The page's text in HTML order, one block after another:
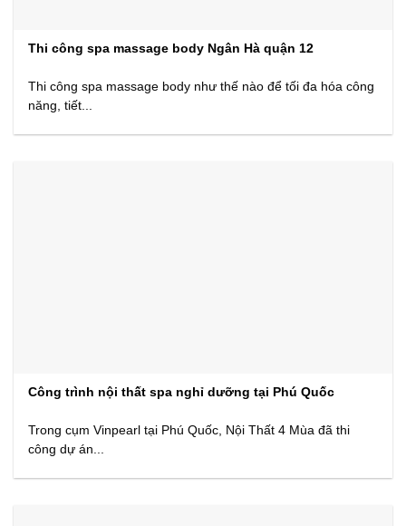
Thi công spa massage body Ngân Hà quận 12
Thi công spa massage body như thế nào để tối đa hóa công
năng, tiết...
Công trình nội thất spa nghỉ dưỡng tại Phú Quốc
Trong cụm Vinpearl tại Phú Quốc, Nội Thất 4 Mùa đã thi
công dự án...